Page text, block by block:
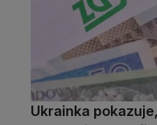
Ukrainka